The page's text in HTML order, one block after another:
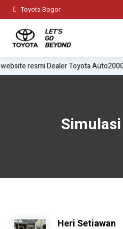
Toyota Bogor
Home
Lainnya
Dealer Toyota Auto2000 Padang.
Heri Setiawan